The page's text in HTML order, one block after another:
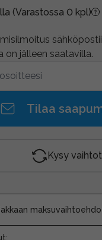
(Varastossa 0 kpl)
on jälleen saatavilla.
Tilaa
Kysy